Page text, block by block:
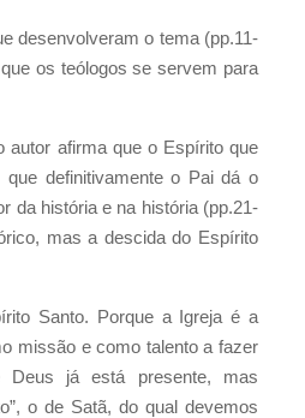
desenvolveram o tema (pp.11-
os teólogos se servem para
autor afirma que o Espírito que
que definitivamente o Pai dá o
da história e na história (pp.21-
mas a descida do Espírito
Santo. Porque a Igreja é a
missão e como talento a fazer
Deus já está presente, mas
o de Satã, do qual devemos